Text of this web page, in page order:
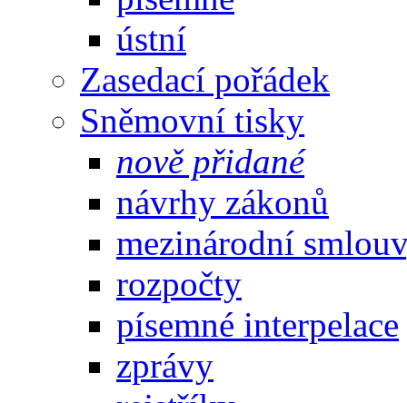
ústní
Zasedací pořádek
Sněmovní tisky
nově přidané
návrhy zákonů
mezinárodní
rozpočty
písemné interpelace
zprávy